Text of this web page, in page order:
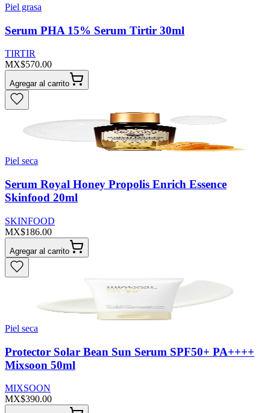
Piel grasa
Serum PHA 15% Serum Tirtir 30ml
TIRTIR
MX$570.00
Agregar al carrito
Piel seca
Serum Royal Honey Propolis Enrich Essence
Skinfood 20ml
SKINFOOD
MX$186.00
Agregar al carrito
Piel seca
Protector Solar Bean Sun Serum SPF50+ PA++++
Mixsoon 50ml
MIXSOON
MX$390.00